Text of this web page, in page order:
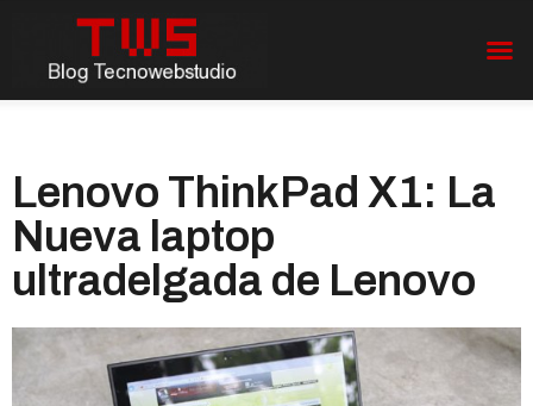
Lenovo ThinkPad X1: La
Nueva laptop
ultradelgada de Lenovo